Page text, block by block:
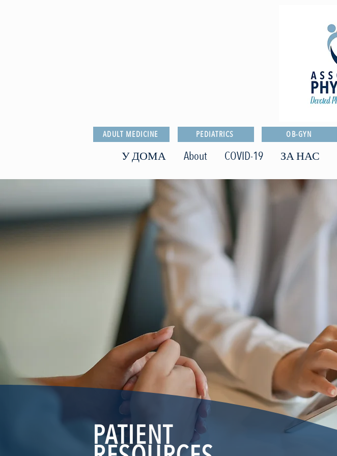
ADULT MEDICINE PEDIATRICS OB-GYN
У ДОМА About COVID-19 ЗА НАС
PATIENT